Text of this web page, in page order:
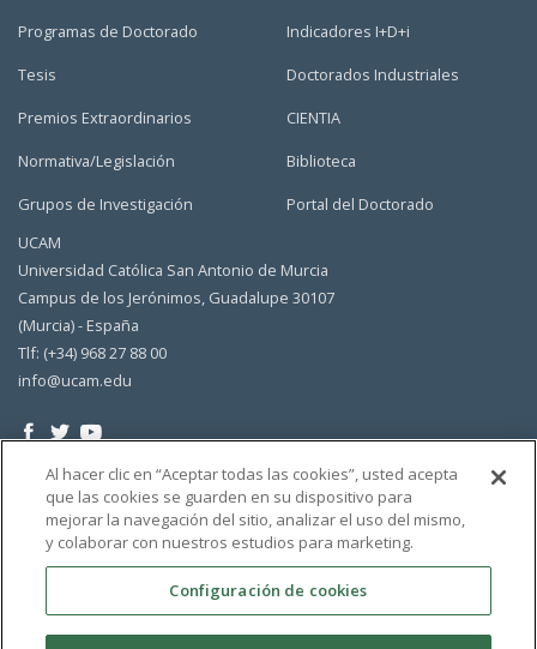
Programas de Doctorado
Tesis
Premios Extraordinarios
Normativa/Legislación
Grupos de Investigación
Indicadores I+D+i
Doctorados Industriales
CIENTIA
Biblioteca
Portal del Doctorado
UCAM
Universidad Católica San Antonio de Murcia
Campus de los Jerónimos, Guadalupe 30107
(Murcia) - España
Tlf: (+34) 968 27 88 00
info@ucam.edu
Al hacer clic en “Aceptar todas las cookies”, usted acepta
que las cookies se guarden en su dispositivo para
mejorar la navegación del sitio, analizar el uso del mismo,
y colaborar con nuestros estudios para marketing.
Configuración de cookies